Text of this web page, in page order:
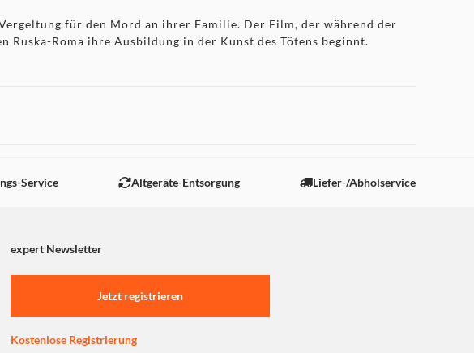
für den Mord an ihrer Familie. Der Film, der während der
Roma ihre Ausbildung in der Kunst des Tötens beginnt.
Service Altgeräte-Entsorgung Liefer-/Abholservice
expert Newsletter
Jetzt registrieren
Kostenlose Registrierung